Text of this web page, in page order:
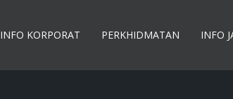
INFO KORPORAT PERKHIDMATAN INFO